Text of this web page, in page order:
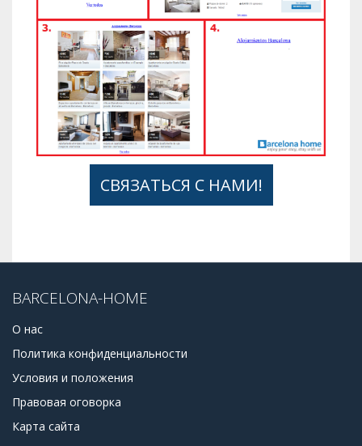
СВЯЗАТЬСЯ С НАМИ!
BARCELONA-HOME
О нас
Политика конфиденциальности
Условия и положения
Правовая оговорка
Карта сайта